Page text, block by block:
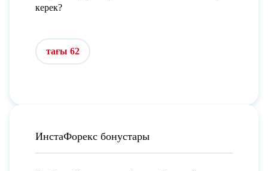
керек?
тағы 62
ИнстаФорекс бонустары